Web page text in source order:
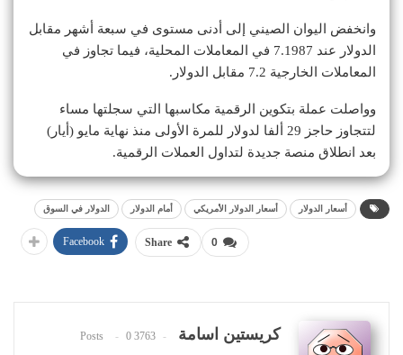
وانخفض اليوان الصيني إلى أدنى مستوى في سبعة أشهر مقابل
الدولار عند 7.1987 في المعاملات المحلية، فيما تجاوز في
المعاملات الخارجية 7.2 مقابل الدولار.
وواصلت عملة بتكوين الرقمية مكاسبها التي سجلتها مساء
لتتجاوز حاجز 29 ألفا لدولار للمرة الأولى منذ نهاية مايو (أيار)
بعد انطلاق منصة جديدة لتداول العملات الرقمية.
أسعار الدولار أسعار الدولار الأمريكي أمام الدولار الدولار في السوق
0
Share
Facebook
كريستين اسامة 3763 Posts
0